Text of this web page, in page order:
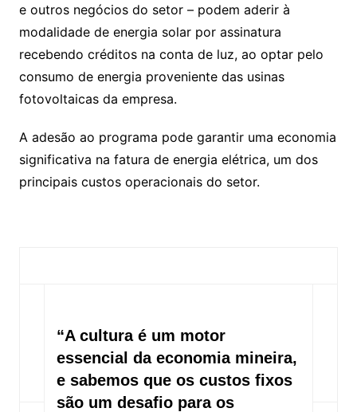
e outros negócios do setor – podem aderir à
modalidade de energia solar por assinatura
recebendo créditos na conta de luz, ao optar pelo
consumo de energia proveniente das usinas
fotovoltaicas da empresa.
A adesão ao programa pode garantir uma economia
significativa na fatura de energia elétrica, um dos
principais custos operacionais do setor.
“A cultura é um motor
essencial da economia mineira,
e sabemos que os custos fixos
são um desafio para os